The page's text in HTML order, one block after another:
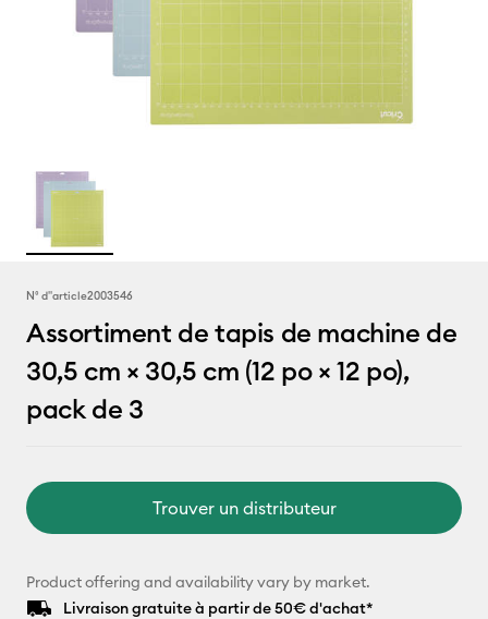
N° d''article2003546
Assortiment de tapis de machine de
30,5 cm × 30,5 cm (12 po × 12 po),
pack de 3
Trouver un distributeur
Product offering and availability vary by market.
Livraison gratuite à partir de 50€ d'achat*